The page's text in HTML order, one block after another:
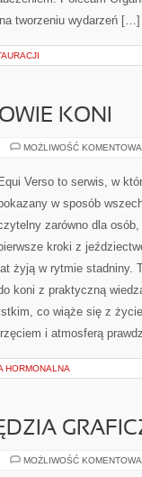
tworzeniu wydarzeń […]
KONI
MOŻLIWOŚĆ
Equi Verso to serwis, w
w sposób
zarówno dla
kroki z
lat żyją w rytmie stadniny.
koni z praktyczną
co wiąże się z
i atmosferą
HORMONALNA
MOŻLIWOŚĆ